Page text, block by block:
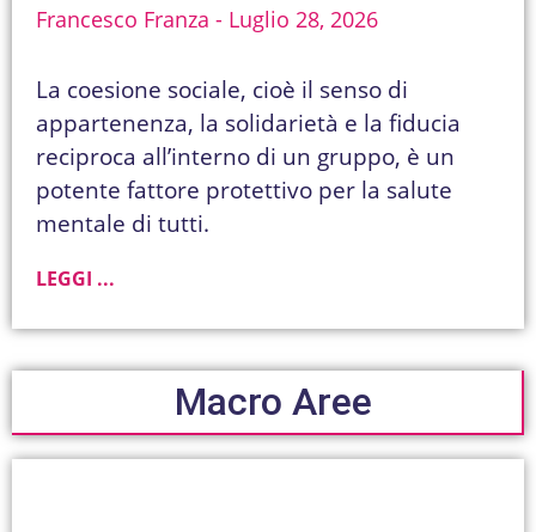
Francesco Franza Luglio 28, 2026
La coesione sociale, cioè il senso di
appartenenza, la solidarietà e la fiducia
reciproca all’interno di un gruppo, è un
potente fattore protettivo per la salute
mentale di tutti.
LEGGI ...
Macro Aree